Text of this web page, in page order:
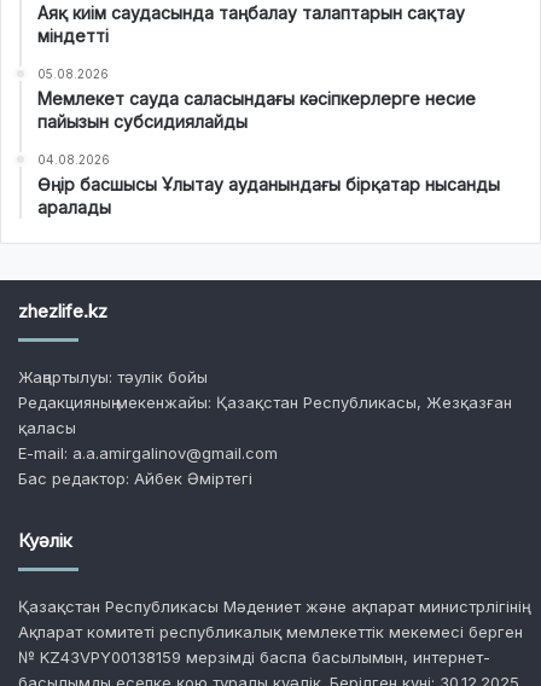
Аяқ киім саудасында таңбалау талаптарын сақтау
міндетті
05.08.2026
Мемлекет сауда саласындағы кәсіпкерлерге несие
пайызын субсидиялайды
04.08.2026
Өңір басшысы Ұлытау ауданындағы бірқатар нысанды
аралады
zhezlife.kz
Жаңартылуы: тәулік бойы
Редакцияның мекенжайы: Қазақстан Республикасы, Жезқазған
қаласы
E-mail: a.a.amirgalinov@gmail.com
Бас редактор: Айбек Әміртегі
Куәлік
Қазақстан Республикасы Мәдениет және ақпарат министрлігінің
Ақпарат комитеті республикалық мемлекеттік мекемесі берген
№ KZ43VPY00138159 мерзімді баспа басылымын, интернет-
басылымды есепке қою туралы куәлік. Берілген күні: 30.12.2025